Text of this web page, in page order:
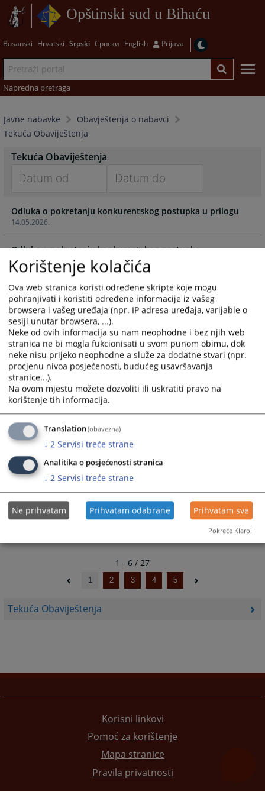
Opštinski sud u Bihaću
Bosanski Hrvatski Srpski Српски English Prijava
Napredna pretraga
Javne nabavke
Obavještenja o nabavci
Tekuća Obaviještenja
Tekuća Obaviještenja
Tekuća Obaviještenja
forward
to
interact
with
the
calendar
and
select
a
date.
Press
the
question
mark
key
to
get
the
keyboard
shortcuts
for
changing
forward
interact
with
the
calendar
and
select
a
date.
Press
the
question
key
to
the
keyboard
shortcuts
changing
14.05.2026.
Odluka o pokretanju konkurentskog postupka u prilogu
18.02.2026.
Odluka o pokretanju konkurentskog postupka
02.07.2025.
Odluka o izboru najpovoljnijeg ponuđača - Javna nabavka
kompjuterske opreme
10.06.2025.
Odluka o pokretanju konkurentskog postupka broj 17-0-
Su-25-000736 od 9.6.2025. godine.
28.05.2025.
Odluka o poništenju javne nabavke službenog vozila
13.05.2025.
Obavještenje o dodjeli ugovora
1 - 6 / 27
1 2 3 4 5
Korisni linkovi
Pomoć za korištenje
Mapa stranice
Pravila privatnosti
Korištenje kolačića
Ova web stranica koristi određene skripte koje mogu
pohranjivati i koristiti određene informacije iz vašeg
browsera i vašeg uređaja (npr. IP adresa uređaja, varijable o
sesiji unutar browsera, ...).
Neke od ovih informacija su nam neophodne i bez njih web
stranica ne bi mogla fukcionisati u svom punom obimu, dok
neke nisu prijeko neophodne a služe za dodatne stvari (npr.
procjenu nivoa posjećenosti, budućeg usavršavanja
stranice...).
Na ovom mjestu možete dozvoliti ili uskratiti pravo na
korištenje tih informacija.
Translation(obavezna)
↓ 2 Servisi treće strane
Analitika o posjećenosti stranica
↓ 2 Servisi treće strane
Ne prihvatam Prihvatam odabrane Prihvatam sve
Pokreće Klaro!